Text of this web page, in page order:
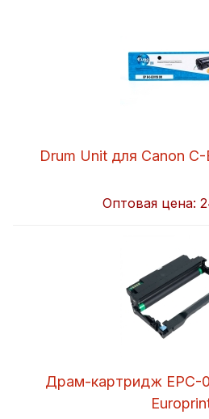
Drum Unit для Canon
Оптовая цена:
Драм-картридж EPC-